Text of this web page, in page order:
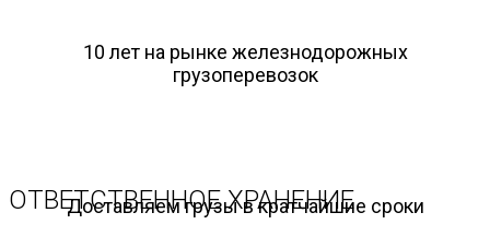
10 лет на рынке железнодорожных
грузоперевозок
Доставляем грузы в кратчайшие сроки
ОТВЕТСТВЕННОЕ ХРАНЕНИЕ